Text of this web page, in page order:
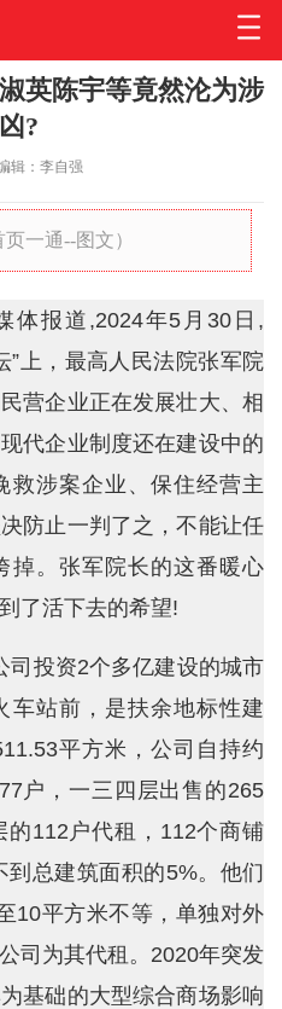
英陈宇等竟然沦为涉
?
辑：李自强
一通--图文）
体报道,2024年5月30日,
”上，最高人民法院张军院
营企业正在发展壮大、相
代企业制度还在建设中的
救涉案企业、保住经营主
防止一判了之，不能让任
掉。张军院长的这番暖心
了活下去的希望!
司投资2个多亿建设的城市
车站前，是扶余地标性建
平方米，公司自持约
户，一三四层出售的265
112户代租，112个商铺
总建筑面积的5%。他们
10平方米不等，单独对外
司为其代租。2020年突发
基础的大型综合商场影响